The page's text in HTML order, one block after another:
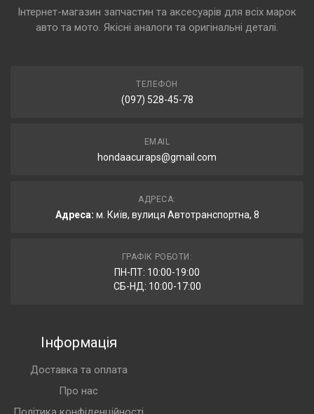
Інтернет-магазин запчастин та аксесуарів для всіх марок
авто та мото. Якісні аналоги та оригінальні деталі.
ТЕЛЕФОН
(097) 528-45-78
EMAIL
hondaacuraps@gmail.com
АДРЕСА:
Адреса: м. Київ, вулиця Автотранспортна, 8
ГРАФІК РОБОТИ:
ПН-ПТ: 10:00-19:00
СБ-НД: 10:00-17:00
Інформація
Доставка та оплата
Про нас